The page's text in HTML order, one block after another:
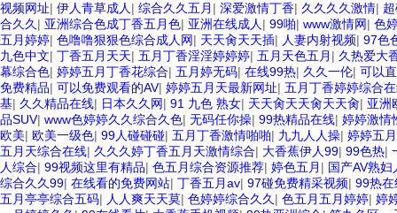
视频网址| 伊人青草成人 | 综合久久五月 | 深爱激情丁香| 久久久久激情|
合久久 | 亚洲综合色成丁香五月色| 亚洲在线成人 | 99啪| www激情网| 色
五月婷婷| 色噜噜狠狠色综合成人网| 天天肏天天插| 人妻内射视频| 97色
九色中文| 丁香五月天天| 五月丁香淫淫婷婷婷| 五月天色五月 | 久热爱大
幕综合色| 婷婷五月丁香花综合| 五月婷无码| 在线99热| 久久一伦| 可以
免费精品| 可以免费观看的AV| 婷婷五月天最新网址| 五月丁香婷婷综合
基| 久久精品在线| 日本久久网| 91 九色 熟女| 天天肏天天肏天天肏| 亚洲
品SUV| www色婷婷久久综合久色| 无码任你操| 99热精品在线| 婷婷激情
欧美| 欧美一级色| 99人碰碰碰| 五月丁香激情啪啪| 九九人人操| 婷婷五
五月天综合在线| 久久久婷丁香五月天激情综合| 大香蕉伊人99| 99色热|
人综合| 99视频这里有精品| 色五月综合资源推荐| 婷色五月 | 国产AV熟
综合久久99| 在线看的免费网站| 丁香五月av| 97碰免费精采视频| 99热
五月亭亭综合五码| 人人爽天天莫| 色婷婷综合久久 | 色五月五月婷婷| 婷